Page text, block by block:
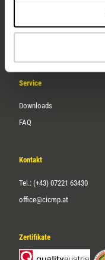
Über uns
Service
Downloads
FAQ
Kontakt
Tel.: (+43) 07221 63430
office@cicmp.at
Zertifikate